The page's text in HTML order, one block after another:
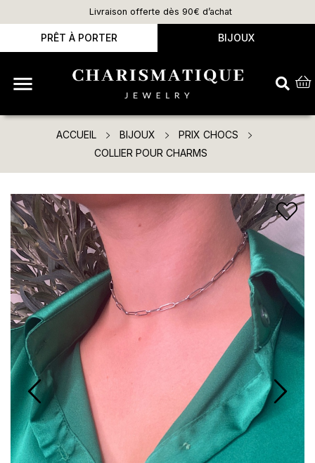
Livraison offerte dès 90€ d’achat
PRÊT À PORTER BIJOUX

ACCUEIL BIJOUX
PRIX CHOCS
COLLIER POUR CHARMS